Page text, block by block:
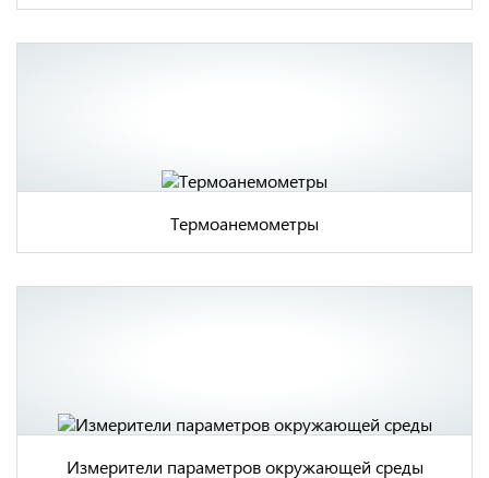
Термоанемометры
Измерители параметров окружающей среды